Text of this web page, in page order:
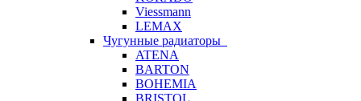
Viessmann
LEMAX
Чугунные радиаторы
ATENA
BARTON
BOHEMIA
BRISTOL